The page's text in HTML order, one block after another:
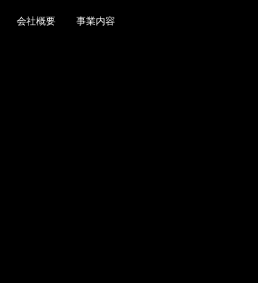
会社概要 事業内容